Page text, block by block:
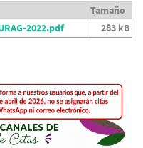
Tamaño
2022.pdf
283 kB